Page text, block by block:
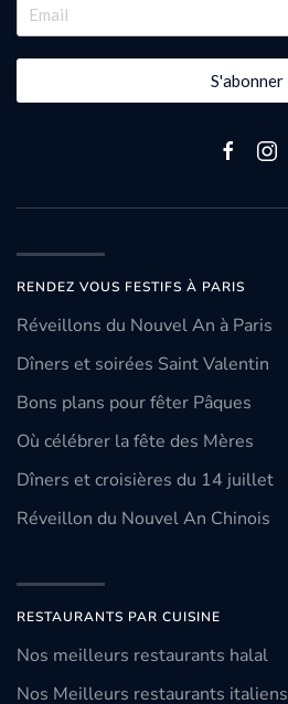
S'abonner
RENDEZ VOUS FESTIFS À PARIS
Réveillons du Nouvel An à Paris
Dîners et soirées Saint Valentin
Bons plans pour fêter Pâques
Où célébrer la fête des Mères
Dîners et croisières du 14 juillet
Réveillon du Nouvel An Chinois
RESTAURANTS PAR CUISINE
Nos meilleurs restaurants halal
Nos Meilleurs restaurants italiens